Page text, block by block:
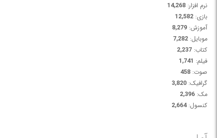
نرم افزار: 14,268
بازی: 12,582
آموزش: 8,279
موبایل: 7,282
کتاب: 2,237
فیلم: 1,741
صوت: 458
گرافیک: 3,820
مک: 2,396
کنسول:2,664